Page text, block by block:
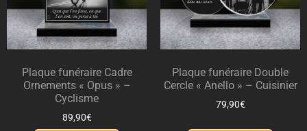
Plaque funéraire Cadre
Ornements « Opus » –
Cyclisme
89,90€
Plaque funéraire Double
Cercle « Anello » – Cuisinier
79,90€